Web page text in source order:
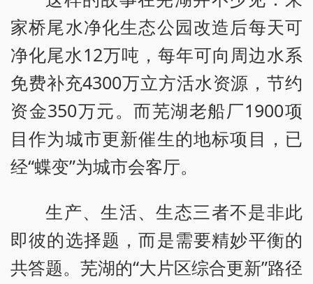
家桥尾水净化生态公园改造后每天可
净化尾水12万吨，每年可向周边水系
免费补充4300万立方活水资源，节约
资金350万元。而芜湖老船厂1900项
目作为城市更新催生的地标项目，已
经“蝶变”为城市会客厅。
生产、生活、生态三者不是非此
即彼的选择题，而是需要精妙平衡的
共答题。芜湖的“大片区综合更新”路径